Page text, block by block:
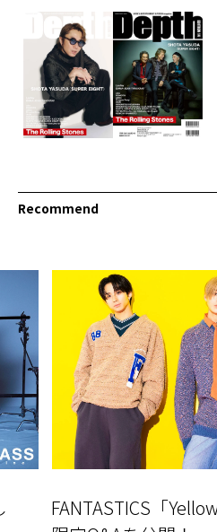
Recommend
FANTASTICS「